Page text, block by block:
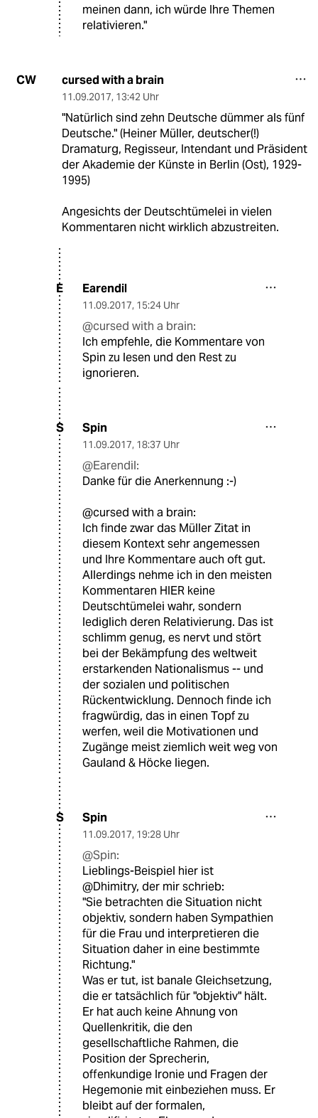
meinen dann, ich würde Ihre Themen
relativieren."
CW cursed with a brain
11.09.2017, 13:42 Uhr
"Natürlich sind zehn Deutsche dümmer als fünf
Deutsche." (Heiner Müller, deutscher(!)
Dramaturg, Regisseur, Intendant und Präsident
der Akademie der Künste in Berlin (Ost), 1929-
1995)
Angesichts der Deutschtümelei in vielen
Kommentaren nicht wirklich abzustreiten.
E Earendil
11.09.2017, 15:24 Uhr
@cursed with a brain:
Ich empfehle, die Kommentare von
Spin zu lesen und den Rest zu
ignorieren.
S Spin
11.09.2017, 18:37 Uhr
@Earendil:
Danke für die Anerkennung :-)
@cursed with a brain:
Ich finde zwar das Müller Zitat in
diesem Kontext sehr angemessen
und Ihre Kommentare auch oft gut.
Allerdings nehme ich in den meisten
Kommentaren HIER keine
Deutschtümelei wahr, sondern
lediglich deren Relativierung. Das ist
schlimm genug, es nervt und stört
bei der Bekämpfung des weltweit
erstarkenden Nationalismus -- und
der sozialen und politischen
Rückentwicklung. Dennoch finde ich
fragwürdig, das in einen Topf zu
werfen, weil die Motivationen und
Zugänge meist ziemlich weit weg von
Gauland & Höcke liegen.
S Spin
11.09.2017, 19:28 Uhr
@Spin:
Lieblings-Beispiel hier ist
@Dhimitry, der mir schrieb:
"Sie betrachten die Situation nicht
objektiv, sondern haben Sympathien
für die Frau und interpretieren die
Situation daher in eine bestimmte
Richtung."
Was er tut, ist banale Gleichsetzung,
die er tatsächlich für "objektiv" hält.
Er hat auch keine Ahnung von
Quellenkritik, die den
gesellschaftliche Rahmen, die
Position der Sprecherin,
offenkundige Ironie und Fragen der
Hegemonie mit einbeziehen muss. Er
bleibt auf der formalen,